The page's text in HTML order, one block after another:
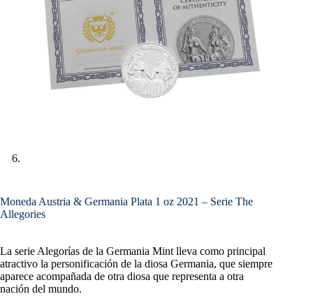
Moneda Austria & Germania Plata 1 oz 2021 – Serie The
Allegories
La serie Alegorías de la Germania Mint lleva como principal
atractivo la personificación de la diosa Germania, que siempre
aparece acompañada de otra diosa que representa a otra
nación del mundo.